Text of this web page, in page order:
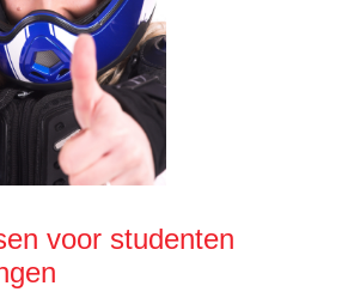
voor studenten